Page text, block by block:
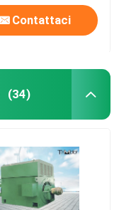
Contattaci
(34)